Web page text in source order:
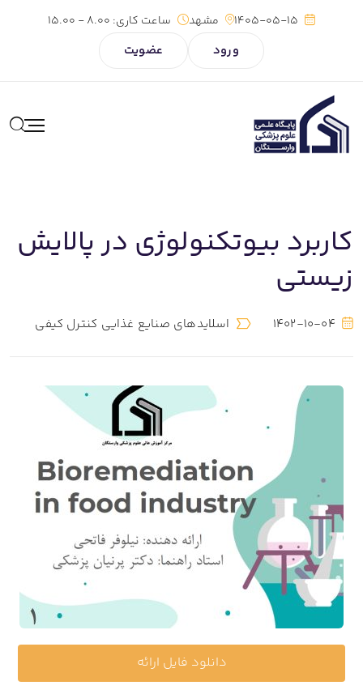
1405-05-15 مشهد ساعت کاری:
ورود عضویت
کاربرد بیوتکنولوژی در پالایش
زیستی
1402-10-04 اسلایدهای صنایع غذایی کنترل کیفی
دانلود فایل ارائه